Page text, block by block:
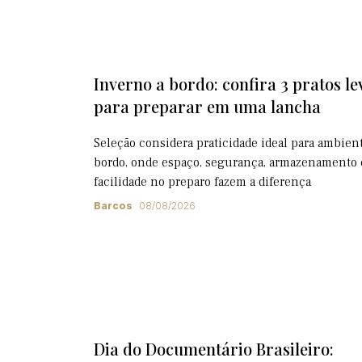
Inverno a bordo: confira 3 pratos
para preparar em uma lancha
Seleção considera praticidade ideal para
bordo, onde espaço, segurança, armazenamento
facilidade no preparo fazem a diferença
Barcos 08/08/2026
Dia do Documentário Brasileiro: